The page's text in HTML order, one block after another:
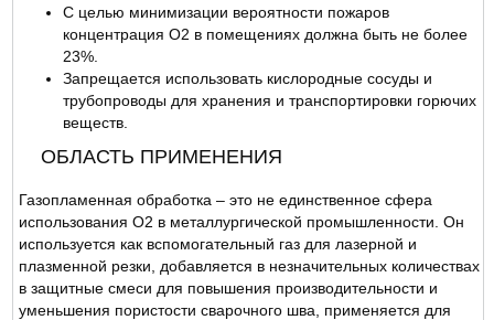
С целью минимизации вероятности пожаров
концентрация O2 в помещениях должна быть не более
23%.
Запрещается использовать кислородные сосуды и
трубопроводы для хранения и транспортировки горючих
веществ.
ОБЛАСТЬ ПРИМЕНЕНИЯ
Газопламенная обработка – это не единственное сфера
использования О2 в металлургической промышленности. Он
используется как вспомогательный газ для лазерной и
плазменной резки, добавляется в незначительных количествах
в защитные смеси для повышения производительности и
уменьшения пористости сварочного шва, применяется для